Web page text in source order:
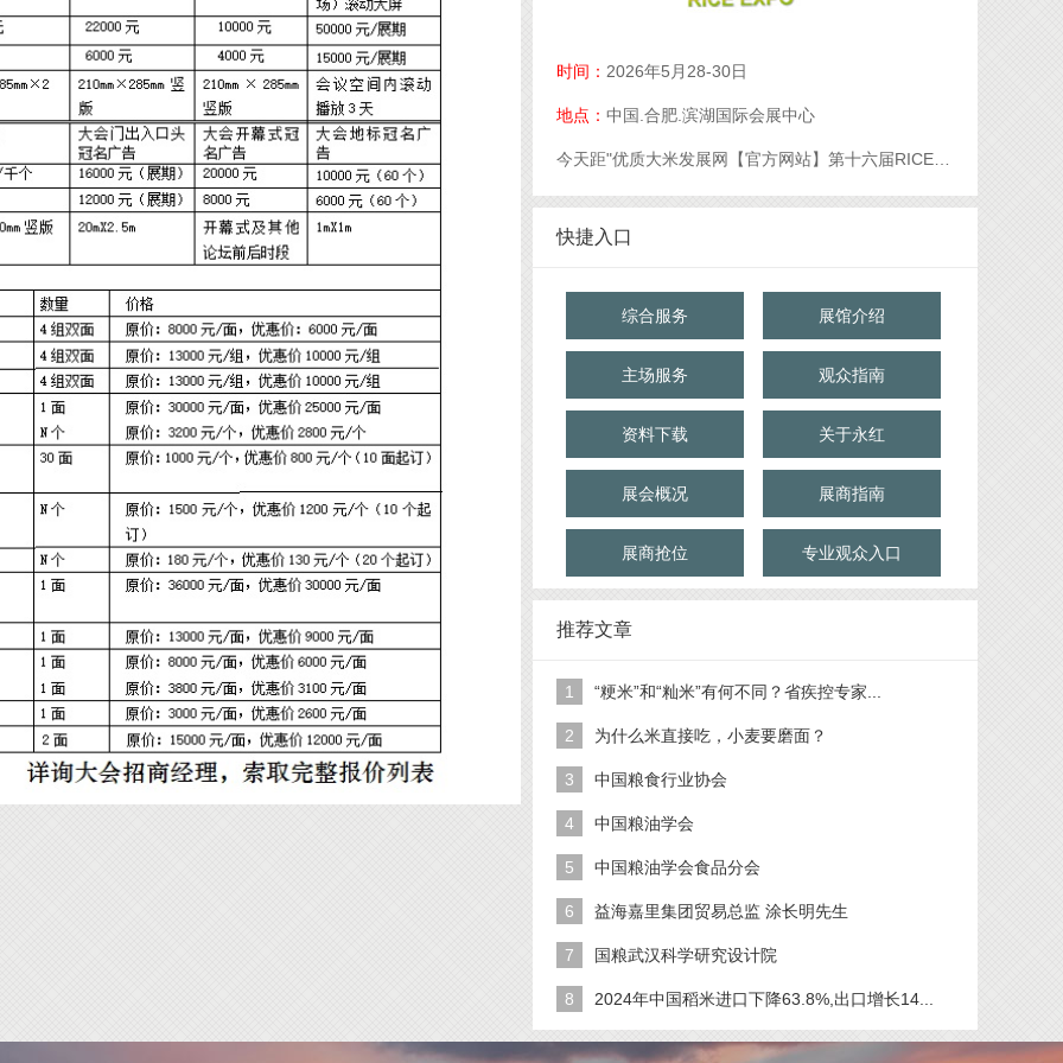
时间： 2026年5月28-30日
地点： 中国.合肥.滨湖国际会展中心
快捷入口
综合服务 展馆介绍
主场服务 观众指南
资料下载 关于永红
展会概况 展商指南
展商抢位 专业观众入口
推荐文章
1 “粳米”和“籼米”有何不同？省疾控专家...
2 为什么米直接吃，小麦要磨面？
3 中国粮食行业协会
4 中国粮油学会
5 中国粮油学会食品分会
6 益海嘉里集团贸易总监 涂长明先生
7 国粮武汉科学研究设计院
8 2024年中国稻米进口下降63.8%,出口增长14...